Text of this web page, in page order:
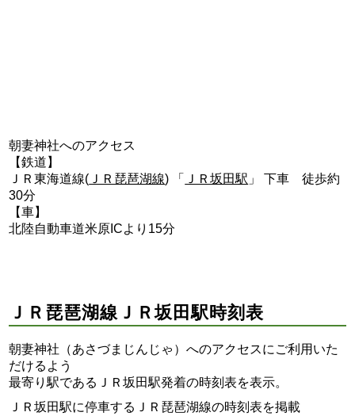
朝妻神社へのアクセス
【鉄道】
ＪＲ東海道線( ＪＲ琵琶湖線) 「 ＪＲ坂田駅 」 下車 徒歩約
30分
【車】
北陸自動車道米原ICより15分
ＪＲ琵琶湖線ＪＲ坂田駅時刻表
朝妻神社（あさづまじんじゃ）へのアクセスにご利用いた
だけるよう
最寄り駅であるＪＲ坂田駅発着の時刻表を表示。
ＪＲ坂田駅に停車するＪＲ琵琶湖線の時刻表を掲載